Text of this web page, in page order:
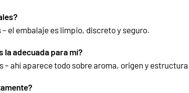
el embalaje es limpio, discreto y seguro.
la adecuada para mí?
– ahí aparece todo sobre aroma, origen y